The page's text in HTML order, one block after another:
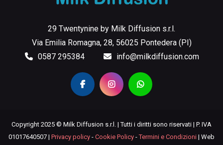
29 Twentynine by Milk Diffusion s.r.l.
Via Emilia Romagna, 28, 56025 Pontedera (PI)
0587 295384
info@milkdiffusion.com
Copyright 2025 © Milk Diffusion s.r.l. | Tutti i diritti sono riservati | P. IVA
01017640507 | Privacy policy - Cookie Policy -Termini e Condizioni | Web